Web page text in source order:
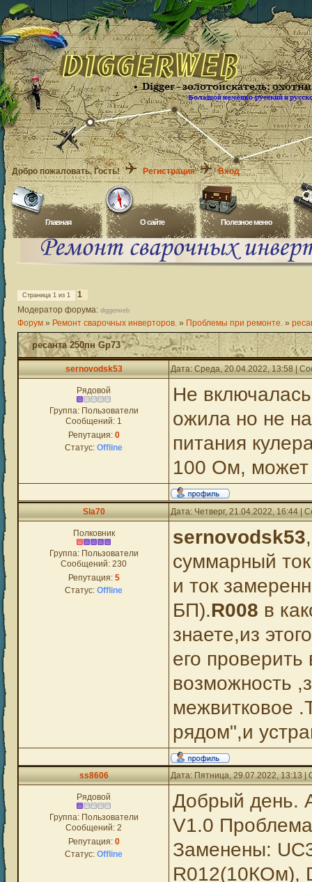
Добро пожаловать, Гость! Регистрация Вход
Главная O сайте Полезное меню
Страница 1 из 1
1
Модератор форума: diggerweb
Форум » Ремонт сварочных инверторов. » Проблемы при ремонте. »
ресанта 250пн Gp73
sernovodsk53 Дата: Среда, 20.04.2022, 13:58 |
Рядовой
Группа: Пользователи
Сообщений: 1
Репутация: 0
Статус: Offline
Не
ожила но не
питания
100 Ом, может
Sla70 Дата: Четверг, 21.04.2022, 16:44 |
Полковник
Группа: Пользователи
Сообщений: 230
Репутация: 5
Статус: Offline
sernovodsk53
суммарный
и ток
БП).R008 в
знаете,из
его
возможность
межвитковое
рядом",и
ss8606 Дата: Пятница, 29.07.2022, 13:13
Рядовой
Группа: Пользователи
Сообщений: 2
Репутация: 0
Статус: Offline
Добрый день.
V1.0
Заменены:
R012(10КОм),